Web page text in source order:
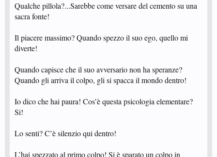
Qualche pillola?...Sarebbe come versare del cemento su una
sacra fonte!
Il piacere massimo? Quando spezzo il suo ego, quello mi
diverte!
Quando capisce che il suo avversario non ha speranze?
Quando gli arriva il colpo, gli si spacca il mondo dentro!
Io dico che hai paura! Cos’è questa psicologia elementare?
Si!
Lo senti? C’è silenzio qui dentro!
L’hai spezzato al primo colpo! Si è sparato un colpo in